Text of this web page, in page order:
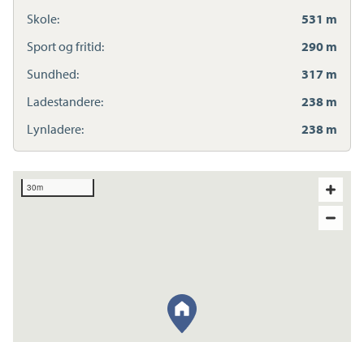
Skole:
531 m
Sport og fritid:
290 m
Sundhed:
317 m
Ladestandere:
238 m
Lynladere:
238 m
30m